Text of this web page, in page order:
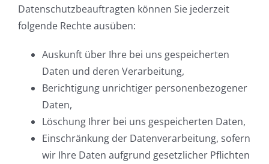
Datenschutzbeauftragten können Sie jederzeit
folgende Rechte ausüben:
Auskunft über Ihre bei uns gespeicherten
Daten und deren Verarbeitung,
Berichtigung unrichtiger personenbezogener
Daten,
Löschung Ihrer bei uns gespeicherten Daten,
Einschränkung der Datenverarbeitung, sofern
wir Ihre Daten aufgrund gesetzlicher Pflichten